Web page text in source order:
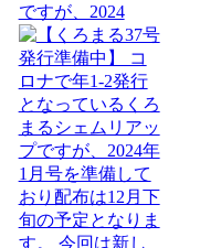
ですが、2024